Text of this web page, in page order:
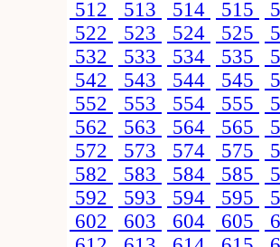
512
513 514 515
522
523 524 525
532
533 534 535
542
543 544 545
552
553 554 555
562
563 564 565
572
573 574 575
582
583 584 585
592
593 594 595
602
603 604 605